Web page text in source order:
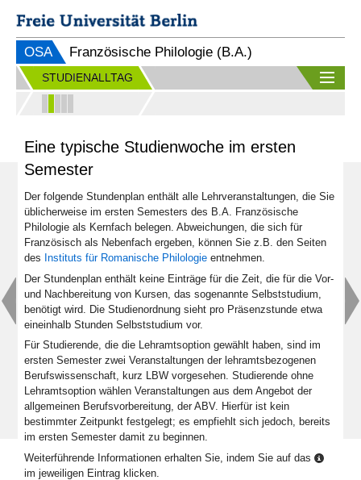
OSA Französische Philologie (B.A.)
STUDIENALLTAG
Eine typische Studienwoche im ersten
Semester
Der folgende Stundenplan enthält alle Lehrveranstaltungen, die Sie
üblicherweise im ersten Semesters des B.A. Französische
Philologie als Kernfach belegen. Abweichungen, die sich für
Französisch als Nebenfach ergeben, können Sie z.B. den Seiten
des Instituts für Romanische Philologie entnehmen.
Der Stundenplan enthält keine Einträge für die Zeit, die für die Vor-
und Nachbereitung von Kursen, das sogenannte Selbststudium,
benötigt wird. Die Studienordnung sieht pro Präsenzstunde etwa
eineinhalb Stunden Selbststudium vor.
Für Studierende, die die Lehramtsoption gewählt haben, sind im
ersten Semester zwei Veranstaltungen der lehramtsbezogenen
Berufswissenschaft, kurz LBW vorgesehen. Studierende ohne
Lehramtsoption wählen Veranstaltungen aus dem Angebot der
allgemeinen Berufsvorbereitung, der ABV. Hierfür ist kein
bestimmter Zeitpunkt festgelegt; es empfiehlt sich jedoch, bereits
im ersten Semester damit zu beginnen.
Weiterführende Informationen erhalten Sie, indem Sie auf das
im jeweiligen Eintrag klicken.